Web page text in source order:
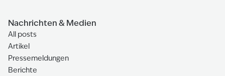
Nachrichten & Medien
All posts
Artikel
Pressemeldungen
Berichte